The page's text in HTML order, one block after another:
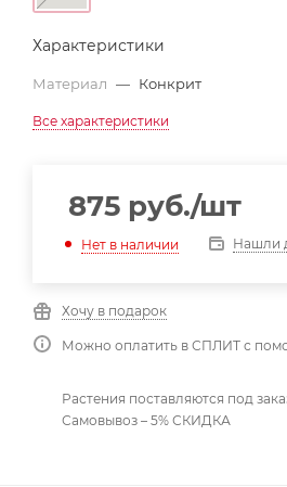
Характеристики
Материал — Конкрит
Все характеристики
875 руб./шт
Нет в наличии Нашли
Хочу в подарок
Можно оплатить в СПЛИТ с
Растения поставляются под
Самовывоз – 5% СКИДКА